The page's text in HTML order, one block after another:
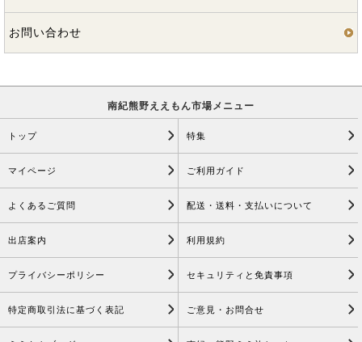
お問い合わせ
南紀熊野ええもん市場メニュー
トップ 特集
マイページ ご利用ガイド
よくあるご質問 配送・送料・支払いについて
出店案内 利用規約
プライバシーポリシー セキュリティと免責事項
特定商取引法に基づく表記 ご意見・お問合せ